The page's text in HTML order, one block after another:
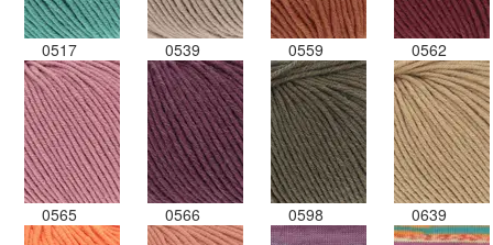
0517 0539 0559 0562
0565 0566 0598 0639